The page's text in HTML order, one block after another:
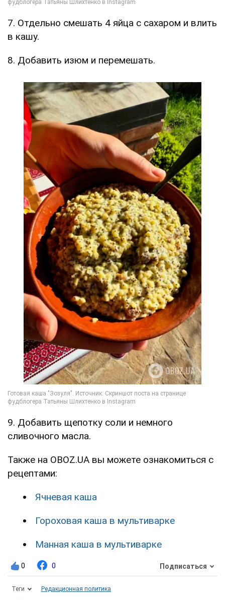
7. Отдельно смешать 4 яйца с сахаром и влить
в кашу.
8. Добавить изюм и перемешать.
9. Добавить щепотку соли и немного
сливочного масла.
Также на OBOZ.UA вы можете ознакомиться с
рецептами:
Ячневая каша
Гороховая каша в мультиварке
Манная каша в мультиварке
0 0 Подписаться
Теги Редакционная политика